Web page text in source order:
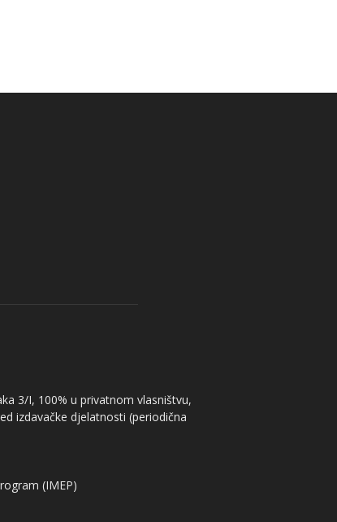
3/I, 100% u privatnom vlasništvu,
izdavačke djelatnosti (periodična
(IMEP)